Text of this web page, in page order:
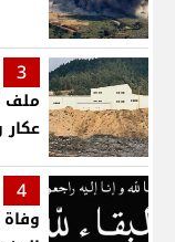
3
ملف
عكار
4